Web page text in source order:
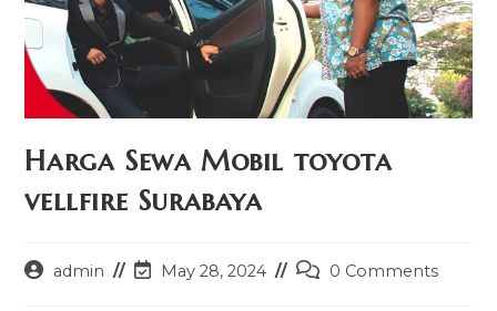
Harga Sewa Mobil toyota
vellfire Surabaya
Postadmin
PostMay 28, 2024
Post0 Comments